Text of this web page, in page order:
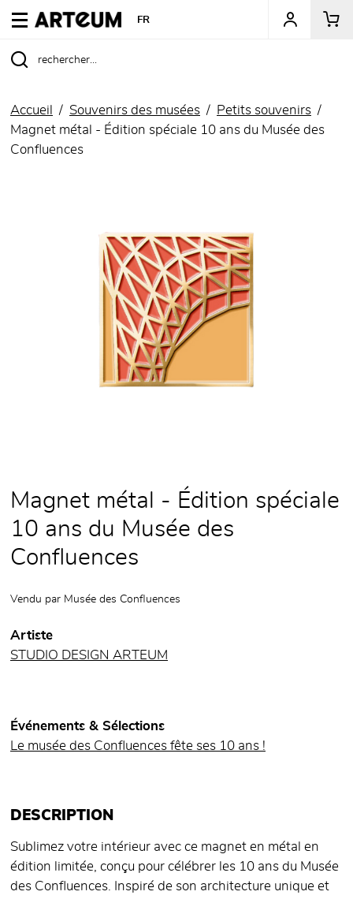
ARTEUM, la référence des boutiques de musées
FR
Accueil Souvenirs des musées
Petits souvenirs
Magnet métal - Édition spéciale 10 ans du Musée des
Confluences
Magnet métal - Édition spéciale
10 ans du Musée des
Confluences
Vendu par Musée des Confluences
Artiste
STUDIO DESIGN ARTEUM
Événements & Sélections
Le musée des Confluences fête ses 10 ans !
DESCRIPTION
Sublimez votre intérieur avec ce magnet en métal en
édition limitée, conçu pour célébrer les 10 ans du Musée
des Confluences. Inspiré de son architecture unique et